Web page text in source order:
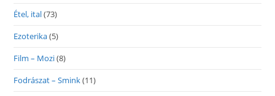
Étel, ital(73)
Ezoterika(5)
Film – Mozi(8)
Fodrászat – Smink(11)